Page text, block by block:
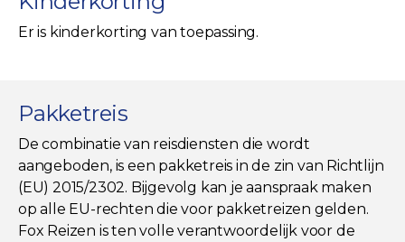
Er is kinderkorting van toepassing.
Pakketreis
De combinatie van reisdiensten die wordt
aangeboden, is een pakketreis in de zin van Richtlijn
(EU) 2015/2302. Bijgevolg kan je aanspraak maken
op alle EU-rechten die voor pakketreizen gelden.
Fox Reizen is ten volle verantwoordelijk voor de